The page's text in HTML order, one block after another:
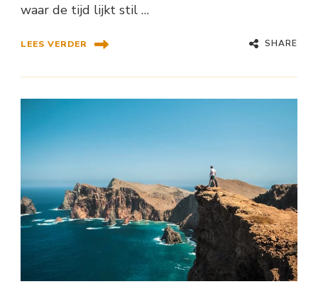
waar de tijd lijkt stil …
LEES VERDER SHARE